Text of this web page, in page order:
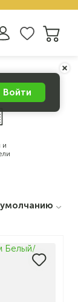
Войти
и